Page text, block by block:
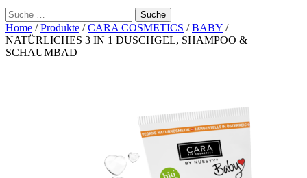
Suche
nach:
Home /Produkte /CARA COSMETICS /BABY /
NATÜRLICHES 3 IN 1 DUSCHGEL, SHAMPOO &
SCHAUMBAD